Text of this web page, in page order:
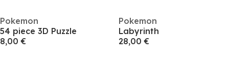
Pokemon
54 piece 3D Puzzle
8,00 €
Pokemon
Labyrinth
28,00 €